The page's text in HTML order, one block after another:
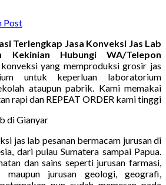
Post
Terlengkap Jasa Konveksi Jas Lab
Kekinian Hubungi WA/Telepon
yang memproduksi grosir jas
untuk keperluan laboratorium
ataupun pabrik. Kami memakai
rapi dan REPEAT ORDER kami tinggi
jas lab pesanan bermacam jurusan di
dari pulau Sumatera sampai Papua.
dan sains seperti jurusan farmasi,
jurusan geologi, geografi,